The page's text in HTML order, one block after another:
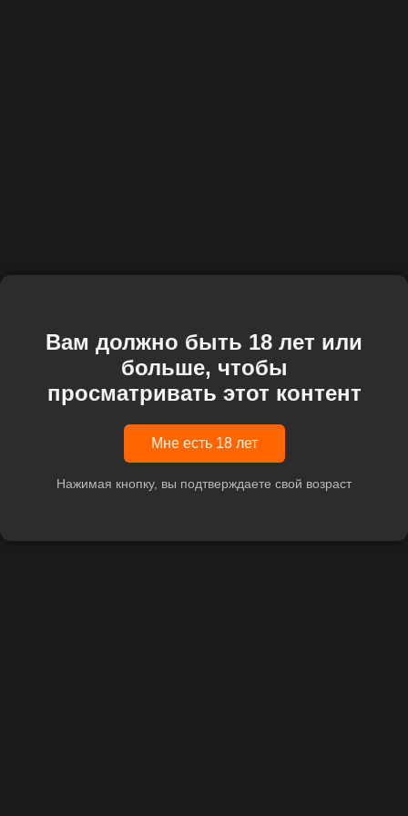
Вам должно быть 18 лет или
больше, чтобы
просматривать этот контент
Мне есть 18 лет
Нажимая кнопку, вы подтверждаете свой возраст